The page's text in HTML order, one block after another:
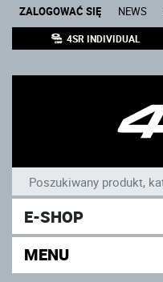
ZALOGOWAĆ SIĘ NEWS
4SR INDIVIDUAL
E-SHOP
MENU